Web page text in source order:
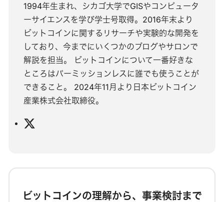
1994年生まれ、シカゴ大学でGISやコンピュータ
ーサイエンスを学び学士号取得。2016年末より
ビットコインに関するリサーチや実験的な開発を
しており、今までにいくつかのブログやサロンで
解説を担当。 ビットコインについて一番好きな
ところはパーミッションレスに誰でも使うことが
できること。 2024年11月より日本ビットコイン
産業株式会社取締役。
ビットコインの理解から、事業検討まで